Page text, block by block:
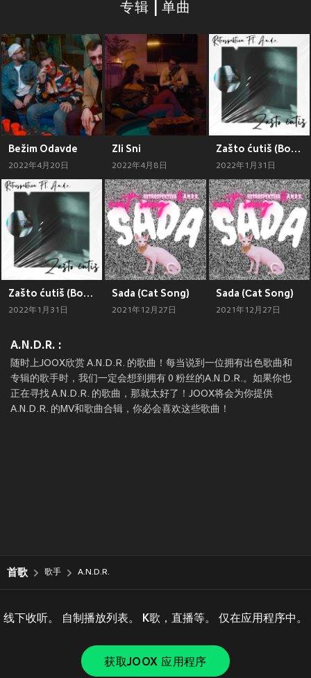
专辑 | 单曲
Bežim Odavde
2022年4月20日
Zli Sni
2022年4月8日
Zašto ćutiš (Bonus Track)
2022年1月31日
Zašto ćutiš (Bonus Track)
2022年1月31日
Sada (Сat Song)
2021年12月27日
Sada (Сat Song)
2021年12月27日
A.N.D.R. :
随时上JOOX欣赏 A.N.D.R. 的歌曲！每当说到一位拥有出色歌曲和
专辑的歌手时，我们一定会想到拥有 0 粉丝的A.N.D.R.。如果你也
正在寻找 A.N.D.R. 的歌曲，那就太好了！JOOX将会为你提供
A.N.D.R. 的MV和歌曲合辑，你必会喜欢这些歌曲！
首歌 歌手 A.N.D.R.
线下收听。 自制播放列表。 K歌，直播等。 仅在应用程序中。
获取JOOX 应用程序